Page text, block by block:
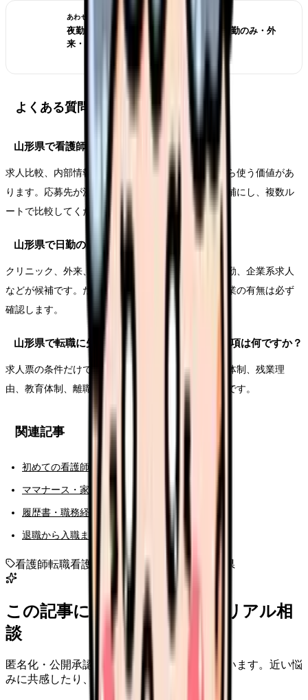
あわせて読みたい
夜勤がきつい看護師の転職判断 2026｜日勤のみ・外
来・訪問看護の選び方
よくある質問
山形県で看護師転職サイトは使うべきですか？
求人比較、内部情報、条件確認、面接対策が必要なら使う価値があ
ります。応募先が決まっている場合は直接応募も候補にし、複数ル
ートで比較してください。
山形県で日勤のみの看護師求人はありますか？
クリニック、外来、訪問看護、健診、介護施設の日勤、企業系求人
などが候補です。ただしオンコール、土日勤務、残業の有無は必ず
確認します。
山形県で転職に失敗しないための一番の確認事項は何ですか？
求人票の条件だけで決めず、職場見学や面接で人員体制、残業理
由、教育体制、離職理由、夜勤回数を確認することです。
関連記事
初めての看護師転職ガイド
ママナース・家庭両立の転職ガイド
履歴書・職務経歴書・面接対策ハブ
退職から入職までのロードマップ
看護師転職看護師求人 地域別転職 東北 山形県
この記事に近い看護師さんのリアル相
談
匿名化・公開承認済みの本音だけを表示しています。近い悩
みに共感したり、自分の状況を投稿できます。